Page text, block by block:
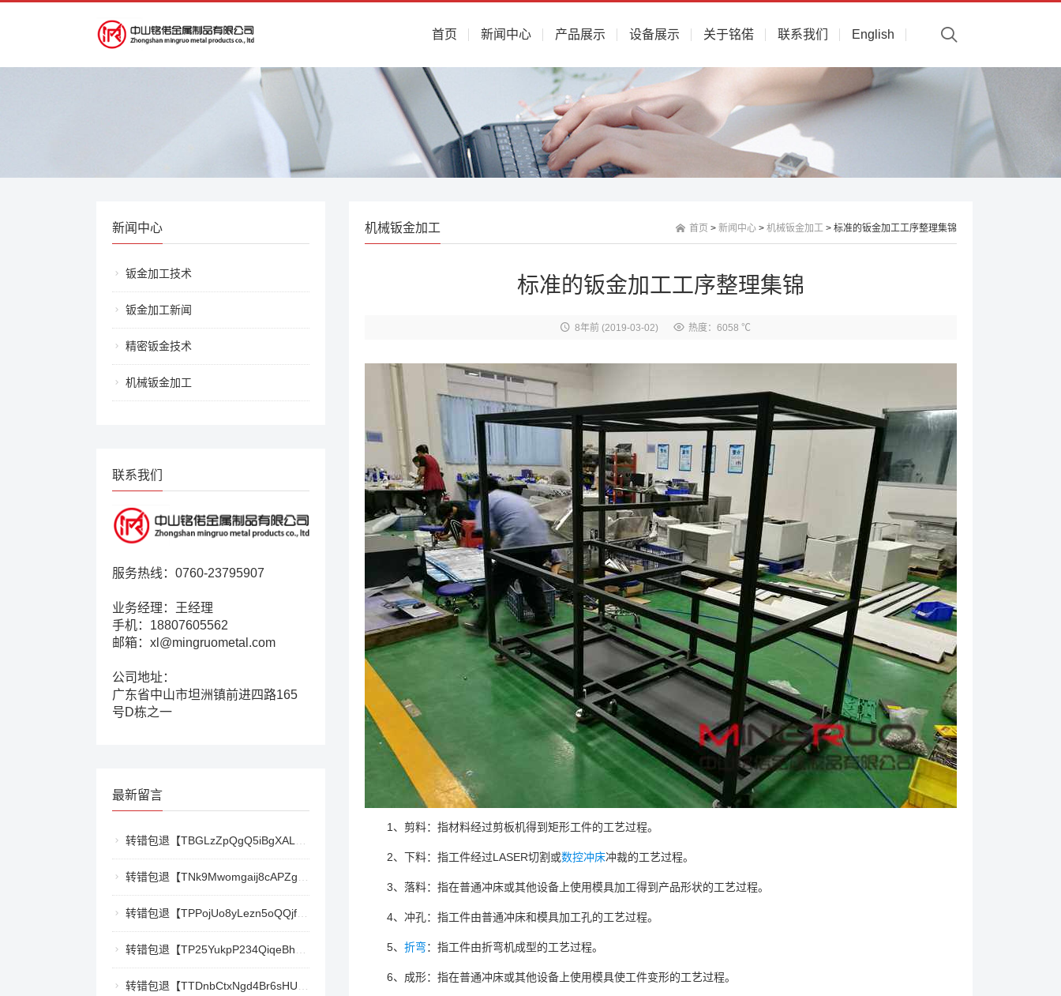
首页 新闻中心 产品展示 设备展示 关于铭偌 联系我们 English
新闻中心
钣金加工技术
钣金加工新闻
精密钣金技术
机械钣金加工
联系我们
服务热线：0760-23795907
业务经理：王经理
手机：18807605562
邮箱：xl@mingruometal.com
公司地址：
广东省中山市坦洲镇前进四路165
号D栋之一
最新留言
转错包退【TBGLzZpQgQ5iBgXALSFLTY1USFGgDAwdFQ】客服TeleGram:【@TrxEm】
转错包退【TNk9Mwomgaij8cAPZgnkZzR1TrYEkCt3nt】客服TeleGram:【@TrxEm】
转错包退【TPPojUo8yLezn5oQQjffqH2cKTCb9oTm8Y】客服TeleGram:【@TrxEm】
转错包退【TP25YukpP234QiqeBhgnmga3NXXmCSY22R】客服TeleGram:【@TrxEm】
转错包退【TTDnbCtxNgd4Br6sHUJ1qnw1mHQywZfbgD】客服TeleGram:【@TrxEm】
机械钣金加工 首页 > 新闻中心 > 机械钣金加工 > 标准的钣金加工工序整理集锦
标准的钣金加工工序整理集锦
8年前(2019-03-02) 热度：6058 ℃
1、剪料：指材料经过剪板机得到矩形工件的工艺过程。
2、下料：指工件经过LASER切割或数控冲床冲裁的工艺过程。
3、落料：指在普通冲床或其他设备上使用模具加工得到产品形状的工艺过程。
4、冲孔：指工件由普通冲床和模具加工孔的工艺过程。
5、 折弯：指工件由折弯机成型的工艺过程。
6、成形：指在普通冲床或其他设备上使用模具使工件变形的工艺过程。